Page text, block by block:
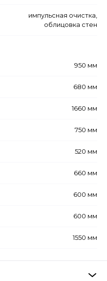
импульсная очистка,
облицовка стен
950 мм
680 мм
1660 мм
750 мм
520 мм
660 мм
600 мм
600 мм
1550 мм